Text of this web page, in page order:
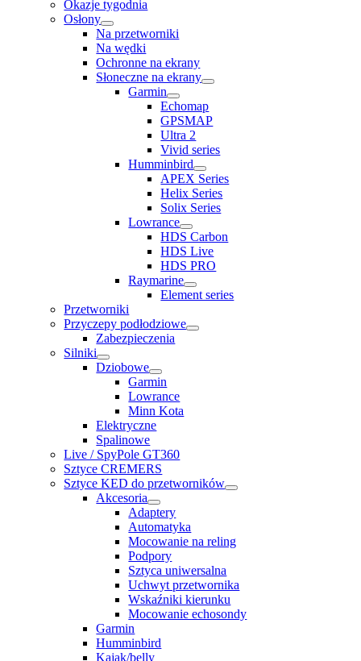
Okazje tygodnia
Osłony
Na przetworniki
Na wędki
Ochronne na ekrany
Słoneczne na ekrany
Garmin
Echomap
GPSMAP
Ultra 2
Vivid series
Humminbird
APEX Series
Helix Series
Solix Series
Lowrance
HDS Carbon
HDS Live
HDS PRO
Raymarine
Element series
Przetworniki
Przyczepy podłodziowe
Zabezpieczenia
Silniki
Dziobowe
Garmin
Lowrance
Minn Kota
Elektryczne
Spalinowe
Live / SpyPole GT360
Sztyce CREMERS
Sztyce KED do przetworników
Akcesoria
Adaptery
Automatyka
Mocowanie na reling
Podpory
Sztyca uniwersalna
Uchwyt przetwornika
Wskaźniki kierunku
Mocowanie echosondy
Garmin
Humminbird
Kajak/belly